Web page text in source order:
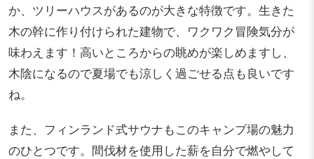
か、ツリーハウスがあるのが大きな特徴です。生きた
木の幹に作り付けられた建物で、ワクワク冒険気分が
味わえます！高いところからの眺めが楽しめますし、
木陰になるので夏場でも涼しく過ごせる点も良いです
ね。
また、フィンランド式サウナもこのキャンプ場の魅力
のひとつです。間伐材を使用した薪を自分で燃やして